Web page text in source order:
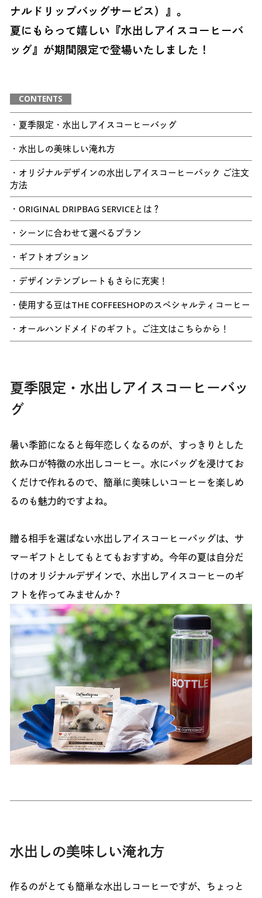
ナルドリップバッグサービス）』。
夏にもらって嬉しい『水出しアイスコーヒーバ
ッグ』が期間限定で登場いたしました！
CONTENTS
・夏季限定・水出しアイスコーヒーバッグ
・水出しの美味しい淹れ方
・オリジナルデザインの水出しアイスコーヒーパック ご注文
方法
・ORIGINAL DRIPBAG SERVICEとは？
・シーンに合わせて選べるプラン
・ギフトオプション
・デザインテンプレートもさらに充実！
・使用する豆はTHE COFFEESHOPのスペシャルティコーヒー
・オールハンドメイドのギフト。ご注文はこちらから！
夏季限定・水出しアイスコーヒーバッ
グ
暑い季節になると毎年恋しくなるのが、すっきりとした
飲み口が特徴の水出しコーヒー。水にバッグを浸けてお
くだけで作れるので、簡単に美味しいコーヒーを楽しめ
るのも魅力的ですよね。
贈る相手を選ばない水出しアイスコーヒーバッグは、サ
マーギフトとしてもとてもおすすめ。今年の夏は自分だ
けのオリジナルデザインで、水出しアイスコーヒーのギ
フトを作ってみませんか？
水出しの美味しい淹れ方
作るのがとても簡単な水出しコーヒーですが、ちょっと